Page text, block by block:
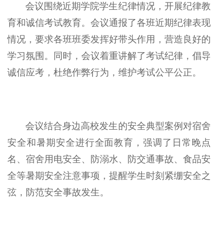
会议围绕近期学院学生纪律情况，开展纪律教
育和诚信考试教育。 会议通报了各班近期纪律表现
情况 ，要求各班班委发挥好带头作用，营造良好的
学习氛围。 同时， 会议着重讲解了考试纪律，倡导
诚信应考，杜绝作弊行为，维护考试公平公正。
会议结合身边高校发生的安全典型案例对宿舍
安全和暑期安全进行全面教育 ，强调了日常晚点
名、 宿舍用电安全、 防溺水、防交通事故、食品安
全等暑期安全注意事项，提醒学生时刻紧绷安全之
弦 ，防范安全事故发生。